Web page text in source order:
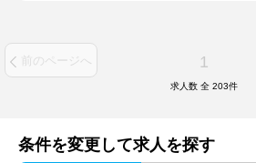
前のページへ 1
求人数 全 203件
条件を変更して求人を探す